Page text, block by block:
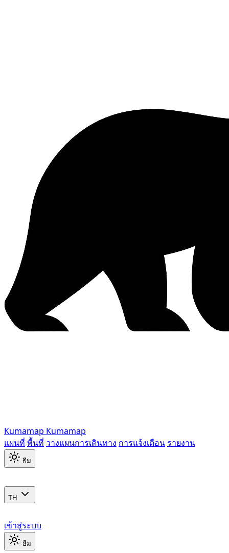
Kumamap Kumamap
แผนที่ พื้นที่ วางแผนการเดินทาง การแจ้งเตือน รายงาน
ธีม
TH
เข้าสู่ระบบ
ธีม